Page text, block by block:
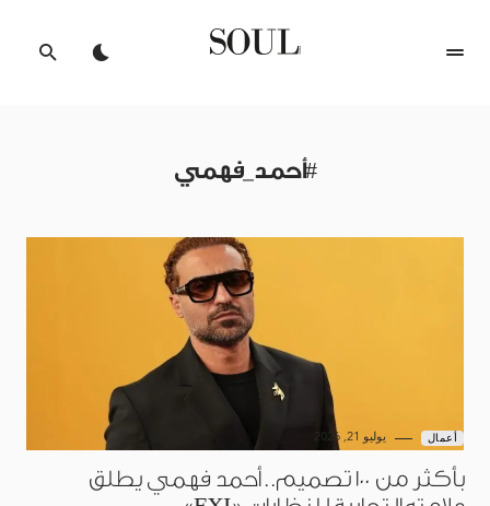
#أحمد_فهمي
أعمال يوليو 21, 2026
بأكثر من 100 تصميم.. أحمد فهمي يطلق